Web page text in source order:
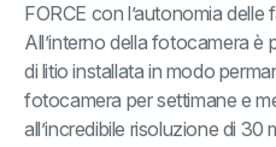
FORCE con l’autonomia
All’interno della fotocamera è
di litio installata in modo
fotocamera per settimane e
all’incredibile risoluzione di